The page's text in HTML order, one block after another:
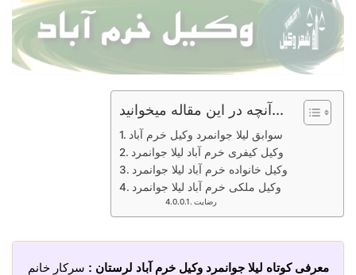
آنچه در این مقاله میخوانید...
سوابق لیلا جوانمرد وکیل خرم آباد
وکیل کیفری خرم آباد لیلا جوانمرد
وکیل خانواده خرم آباد لیلا جوانمرد
وکیل ملکی خرم آباد لیلا جوانمرد
رضایت
معرفی کوتاه لیلا جوانمرد وکیل خرم آباد لرستان : سرکار خانم